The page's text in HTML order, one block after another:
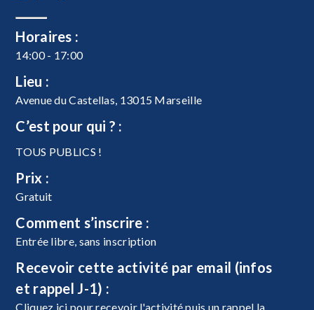
Horaires :
14:00 - 17:00
Lieu :
Avenue du Castellas, 13015 Marseille
C’est pour qui ? :
TOUS PUBLICS !
Prix :
Gratuit
Comment s’inscrire :
Entrée libre, sans inscription
Recevoir cette activité par email (infos
et rappel J-1) :
Cliquez ici pour recevoir l'activité puis un rappel la